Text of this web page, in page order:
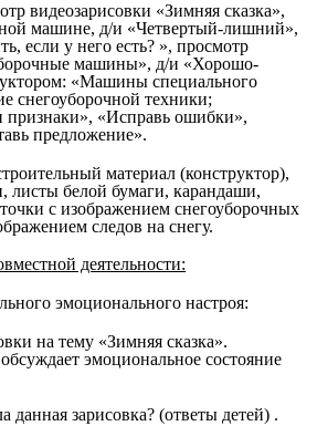
видеозарисовки «Зимняя сказка»,
машине, д/и «Четвертый-лишний»,
если у него есть? », просмотр
машины», д/и «Хорошо-
«Машины специального
снегоуборочной техники;
«Исправь ошибки»,
предложение».
материал (конструктор),
листы белой бумаги, карандаши,
с изображением снегоуборочных
следов на снегу.
деятельности:
эмоционального настроя:
на тему «Зимняя сказка».
эмоциональное состояние
данная зарисовка? (ответы детей) .